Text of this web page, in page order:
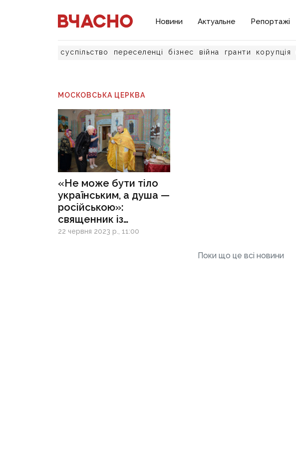
Новини Актуальне Репортажі
суспільство переселенці бізнес війна гранти корупція
МОСКОВСЬКА ЦЕРКВА
«Не може бути тіло
українським, а душа —
російською»:
священник із
Донеччини про
22 червня 2023 р., 11:00
Поки що це всі новини